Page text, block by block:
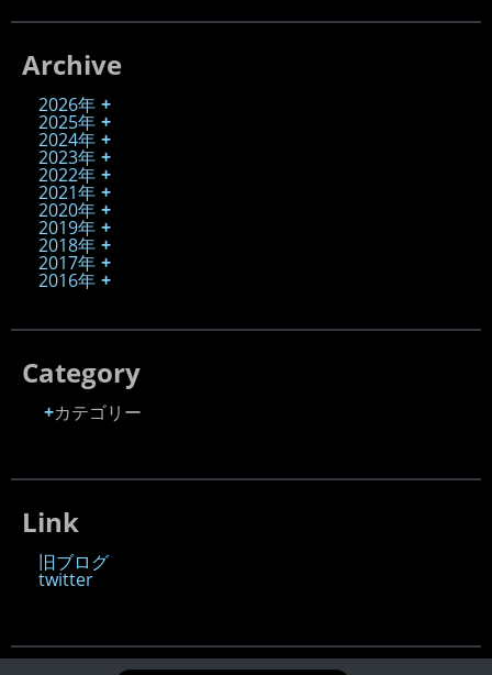
Archive
2026年
2025年
2024年
2023年
2022年
2021年
2020年
2019年
2018年
2017年
2016年
Category
カテゴリー
Link
旧ブログ
twitter